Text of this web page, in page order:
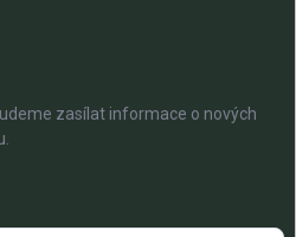
zasílat informace o nových